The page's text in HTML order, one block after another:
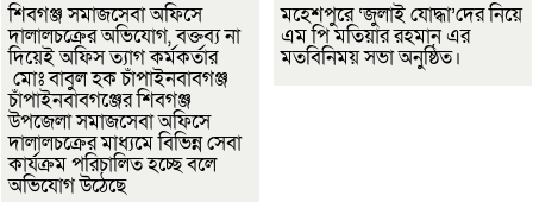
শিবগঞ্জ সমাজসেবা অফিসে
দালালচক্রের অভিযোগ, বক্তব্য না
দিয়েই অফিস ত্যাগ কর্মকর্তার
মোঃ বাবুল হক চাঁপাইনবাবগঞ্জ
চাঁপাইনবাবগঞ্জের শিবগঞ্জ
উপজেলা সমাজসেবা অফিসে
দালালচক্রের মাধ্যমে বিভিন্ন সেবা
কার্যক্রম পরিচালিত হচ্ছে বলে
অভিযোগ উঠেছে
মহেশপুরে ‘জুলাই যোদ্ধা’দের নিয়ে
এম পি মতিয়ার রহমান এর
মতবিনিময় সভা অনুষ্ঠিত।